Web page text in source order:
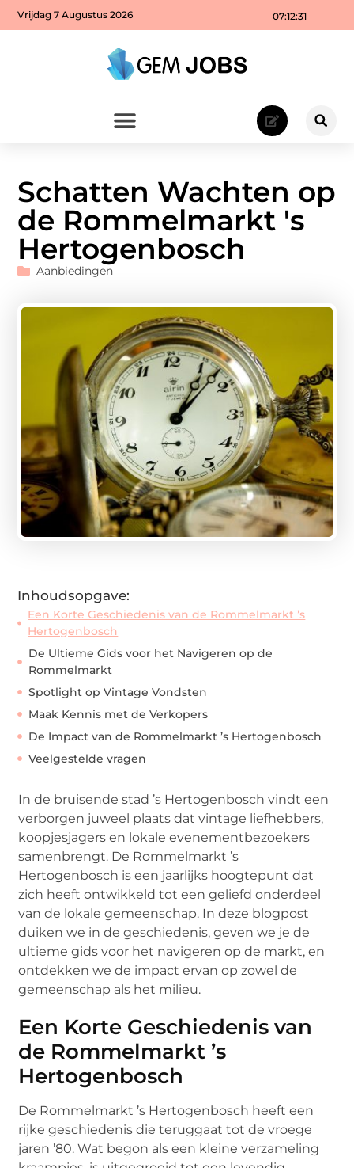
07:12:33
Vrijdag 7 Augustus 2026
Schatten Wachten op
de Rommelmarkt 's
Hertogenbosch
Aanbiedingen
Inhoudsopgave:
Een Korte Geschiedenis van de Rommelmarkt ’s
Hertogenbosch
De Ultieme Gids voor het Navigeren op de
Rommelmarkt
Spotlight op Vintage Vondsten
Maak Kennis met de Verkopers
De Impact van de Rommelmarkt ’s Hertogenbosch
Veelgestelde vragen
In de bruisende stad ’s Hertogenbosch vindt een
verborgen juweel plaats dat vintage liefhebbers,
koopjesjagers en lokale evenementbezoekers
samenbrengt. De Rommelmarkt ’s
Hertogenbosch is een jaarlijks hoogtepunt dat
zich heeft ontwikkeld tot een geliefd onderdeel
van de lokale gemeenschap. In deze blogpost
duiken we in de geschiedenis, geven we je de
ultieme gids voor het navigeren op de markt, en
ontdekken we de impact ervan op zowel de
gemeenschap als het milieu.
Een Korte Geschiedenis van
de Rommelmarkt ’s
Hertogenbosch
De Rommelmarkt ’s Hertogenbosch heeft een
rijke geschiedenis die teruggaat tot de vroege
jaren ’80. Wat begon als een kleine verzameling